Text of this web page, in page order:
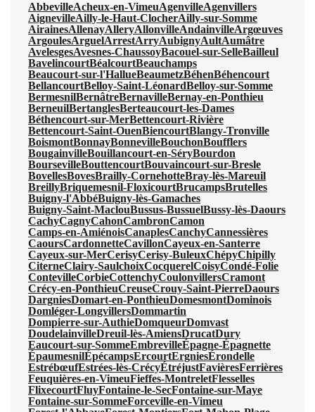
AbbevilleAcheux-en-VimeuAgenvilleAgenvillers
AignevilleAilly-le-Haut-ClocherAilly-sur-Somme
AirainesAllenayAlleryAllonvilleAndainvilleArgœuves
ArgoulesArguelArrestArryAubignyAultAumâtre
AvelesgesAvesnes-ChaussoyBacouel-sur-SelleBailleul
BavelincourtBéalcourtBeauchamps
Beaucourt-sur-l'HallueBeaumetzBéhenBéhencourt
BellancourtBelloy-Saint-LéonardBelloy-sur-Somme
BermesnilBernâtreBernavilleBernay-en-Ponthieu
BerneuilBertanglesBerteaucourt-les-Dames
Béthencourt-sur-MerBettencourt-Rivière
Bettencourt-Saint-OuenBiencourtBlangy-Tronville
BoismontBonnayBonnevilleBouchonBoufflers
BougainvilleBouillancourt-en-SéryBourdon
BoursevilleBouttencourtBouvaincourt-sur-Bresle
BovellesBovesBrailly-CornehotteBray-lès-Mareuil
BreillyBriquemesnil-FloxicourtBrucampsBrutelles
Buigny-l'AbbéBuigny-lès-Gamaches
Buigny-Saint-MaclouBussus-BussuelBussy-lès-Daours
CachyCagnyCahonCambronCamon
Camps-en-AmiénoisCanaplesCanchyCannessières
CaoursCardonnetteCavillonCayeux-en-Santerre
Cayeux-sur-MerCerisyCerisy-BuleuxChépyChipilly
CiterneClairy-SaulchoixCocquerelCoisyCondé-Folie
ContevilleCorbieCottenchyCoulonvillersCramont
Crécy-en-PonthieuCreuseCrouy-Saint-PierreDaours
DargniesDomart-en-PonthieuDomesmontDominois
Domléger-LongvillersDommartin
Dompierre-sur-AuthieDomqueurDomvast
DoudelainvilleDreuil-lès-AmiensDrucatDury
Eaucourt-sur-SommeEmbrevilleÉpagne-Épagnette
ÉpaumesnilÉpécampsErcourtErgniesÉrondelle
EstrébœufEstrées-lès-CrécyÉtréjustFavièresFerrières
Feuquières-en-VimeuFieffes-MontreletFlesselles
FlixecourtFluyFontaine-le-SecFontaine-sur-Maye
Fontaine-sur-SommeForceville-en-Vimeu